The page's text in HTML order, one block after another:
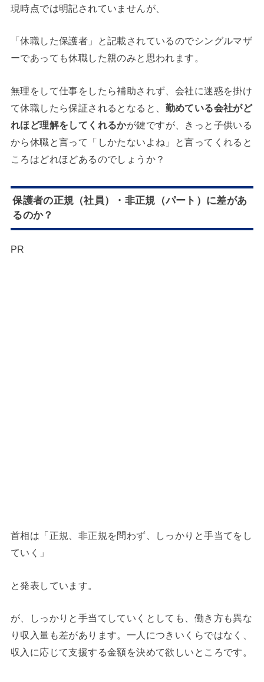
現時点では明記されていませんが、
「休職した保護者」と記載されているのでシングルマザ
ーであっても休職した親のみと思われます。
無理をして仕事をしたら補助されず、会社に迷惑を掛け
て休職したら保証されるとなると、 勤めている会社がど
れほど理解をしてくれるかが鍵ですが、きっと子供いる
から休職と言って「しかたないよね」と言ってくれると
ころはどれほどあるのでしょうか？
保護者の正規（社員）・非正規（パート）に差があ
るのか？
PR
首相は「正規、非正規を問わず、しっかりと手当てをし
ていく」
と発表しています。
が、しっかりと手当てしていくとしても、働き方も異な
り収入量も差があります。一人につきいくらではなく、
収入に応じて支援する金額を決めて欲しいところです。